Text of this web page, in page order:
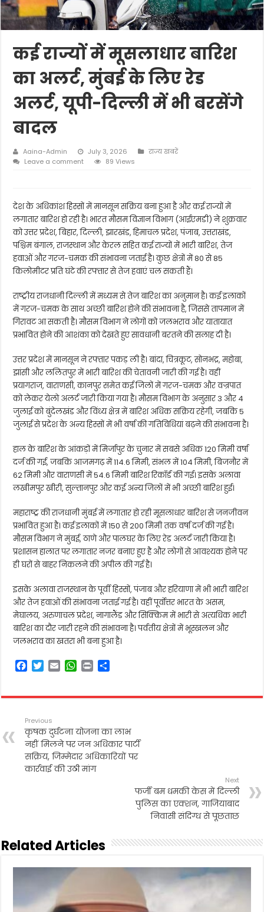
कई राज्यों में मूसलाधार बारिश
का अलर्ट, मुंबई के लिए रेड
अलर्ट, यूपी-दिल्ली में भी बरसेंगे
बादल
Aaina-Admin July 3, 2026
राज्य खबरें
Leave a comment
89 Views
देश के अधिकांश हिस्सों में मानसून सक्रिय बना हुआ है और कई राज्यों में
लगातार बारिश हो रही है। भारत मौसम विज्ञान विभाग (आईएमडी) ने शुक्रवार
को उत्तर प्रदेश, बिहार, दिल्ली, झारखंड, हिमाचल प्रदेश, पंजाब, उत्तराखंड,
पश्चिम बंगाल, राजस्थान और केरल सहित कई राज्यों में भारी बारिश, तेज
हवाओं और गरज-चमक की संभावना जताई है। कुछ क्षेत्रों में 80 से 85
किलोमीटर प्रति घंटे की रफ्तार से तेज हवाएं चल सकती हैं।
राष्ट्रीय राजधानी दिल्ली में मध्यम से तेज बारिश का अनुमान है। कई इलाकों
में गरज-चमक के साथ अच्छी बारिश होने की संभावना है, जिससे तापमान में
गिरावट आ सकती है। मौसम विभाग ने लोगों को जलभराव और यातायात
प्रभावित होने की आशंका को देखते हुए सावधानी बरतने की सलाह दी है।
उत्तर प्रदेश में मानसून ने रफ्तार पकड़ ली है। बांदा, चित्रकूट, सोनभद्र, महोबा,
झांसी और ललितपुर में भारी बारिश की चेतावनी जारी की गई है। वहीं
प्रयागराज, वाराणसी, कानपुर समेत कई जिलों में गरज-चमक और वज्रपात
को लेकर येलो अलर्ट जारी किया गया है। मौसम विभाग के अनुसार 3 और 4
जुलाई को बुंदेलखंड और विंध्य क्षेत्र में बारिश अधिक सक्रिय रहेगी, जबकि 5
जुलाई से प्रदेश के अन्य हिस्सों में भी वर्षा की गतिविधियां बढ़ने की संभावना है।
हाल के बारिश के आंकड़ों में मिर्जापुर के चुनार में सबसे अधिक 120 मिमी वर्षा
दर्ज की गई, जबकि आजमगढ़ में 114.6 मिमी, संभल में 104 मिमी, बिजनौर में
62 मिमी और वाराणसी में 54.6 मिमी बारिश रिकॉर्ड की गई। इसके अलावा
लखीमपुर खीरी, सुल्तानपुर और कई अन्य जिलों में भी अच्छी बारिश हुई।
महाराष्ट्र की राजधानी मुंबई में लगातार हो रही मूसलाधार बारिश से जनजीवन
प्रभावित हुआ है। कई इलाकों में 150 से 200 मिमी तक वर्षा दर्ज की गई है।
मौसम विभाग ने मुंबई, ठाणे और पालघर के लिए रेड अलर्ट जारी किया है।
प्रशासन हालात पर लगातार नजर बनाए हुए है और लोगों से आवश्यक होने पर
ही घरों से बाहर निकलने की अपील की गई है।
इसके अलावा राजस्थान के पूर्वी हिस्सों, पंजाब और हरियाणा में भी भारी बारिश
और तेज हवाओं की संभावना जताई गई है। वहीं पूर्वोत्तर भारत के असम,
मेघालय, अरुणाचल प्रदेश, नागालैंड और सिक्किम में भारी से अत्यधिक भारी
बारिश का दौर जारी रहने की संभावना है। पर्वतीय क्षेत्रों में भूस्खलन और
जलभराव का खतरा भी बना हुआ है।
F
e
o
o
k
T
t
e
r
E
i
W
t
A
p
p
P
n
r
Previous
कृषक दुर्घटना योजना का लाभ
नहीं मिलने पर जन अधिकार पार्टी
सक्रिय, जिम्मेदार अधिकारियों पर
कार्रवाई की उठी मांग
Next
फर्जी बम धमकी केस में दिल्ली
पुलिस का एक्शन, गाजियाबाद
निवासी संदिग्ध से पूछताछ
Related Articles